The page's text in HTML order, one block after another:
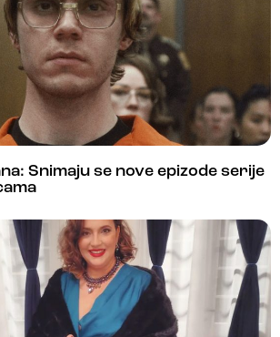
Snimaju se nove epizode serije